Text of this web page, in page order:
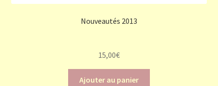
Nouveautés 2013
15,00€
Ajouter au panier